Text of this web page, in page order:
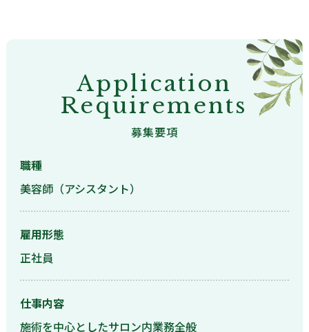
Application
Requirements
募集要項
職種
美容師（アシスタント）
雇用形態
正社員
仕事内容
施術を中心としたサロン内業務全般